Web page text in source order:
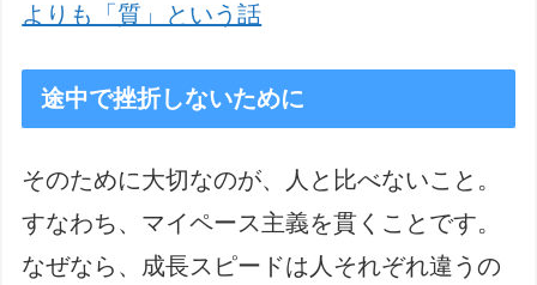
よりも「質」という話
途中で挫折しないために
そのために大切なのが、人と比べないこと。
すなわち、マイペース主義を貫くことです。
なぜなら、成長スピードは人それぞれ違うの